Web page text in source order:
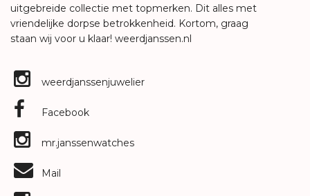
uitgebreide collectie met topmerken. Dit alles met
vriendelijke dorpse betrokkenheid. Kortom, graag
staan wij voor u klaar! weerdjanssen.nl
weerdjanssenjuwelier
Facebook
mr.janssenwatches
Mail